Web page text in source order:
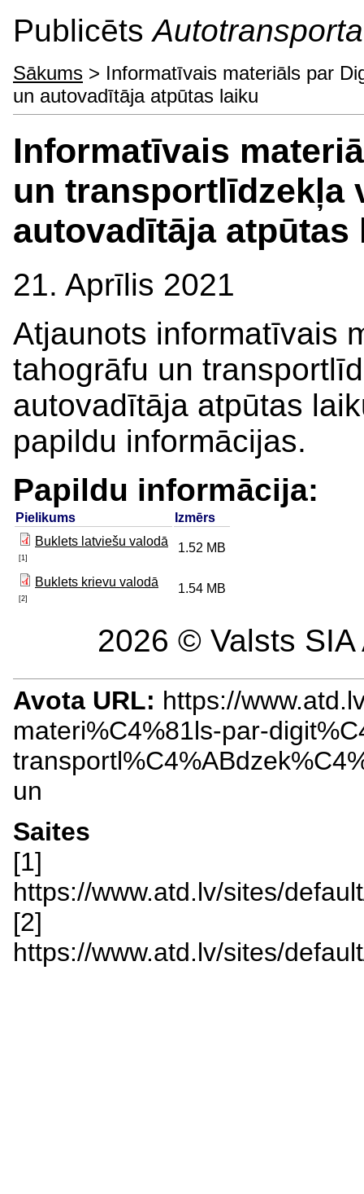
Publicēts
Sākums > Informatīvais materiāls par
un autovadītāja atpūtas laiku
Informatīvais
un transportlīdzekļa
autovadītāja atpūtas
21. Aprīlis 2021
Atjaunots informatīvais
tahogrāfu un
autovadītāja atpūtas
papildu informācijas.
Papildu informācija:
Pielikums
Izmērs
Buklets latviešu valodā
[1]
1.52 MB
Buklets krievu valodā
[2]
1.54 MB
2026 © Valsts
Avota URL: https://
materi%C4%81ls-par-
un
Saites
[1]
https://www.atd.lv/sites/
[2]
https://www.atd.lv/sites/